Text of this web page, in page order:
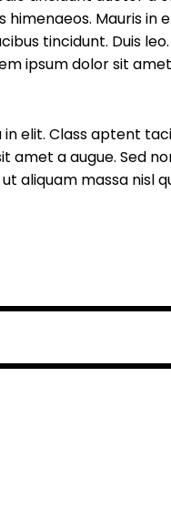
Mauris in
tincidunt. Duis
ipsum dolor sit
elit. Class aptent
amet a augue. Sed
massa nisl